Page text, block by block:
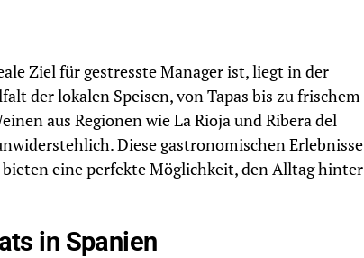
Ziel für gestresste Manager ist, liegt in der
der lokalen Speisen, von Tapas bis zu frischem
aus Regionen wie La Rioja und Ribera del
Diese gastronomischen Erlebnisse
eine perfekte Möglichkeit, den Alltag hinter
in Spanien